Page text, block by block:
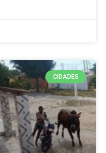
CIDADES